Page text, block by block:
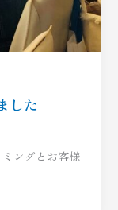
した
ングとお客様